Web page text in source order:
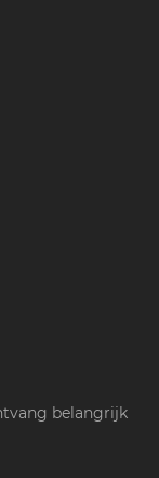
belangrijk